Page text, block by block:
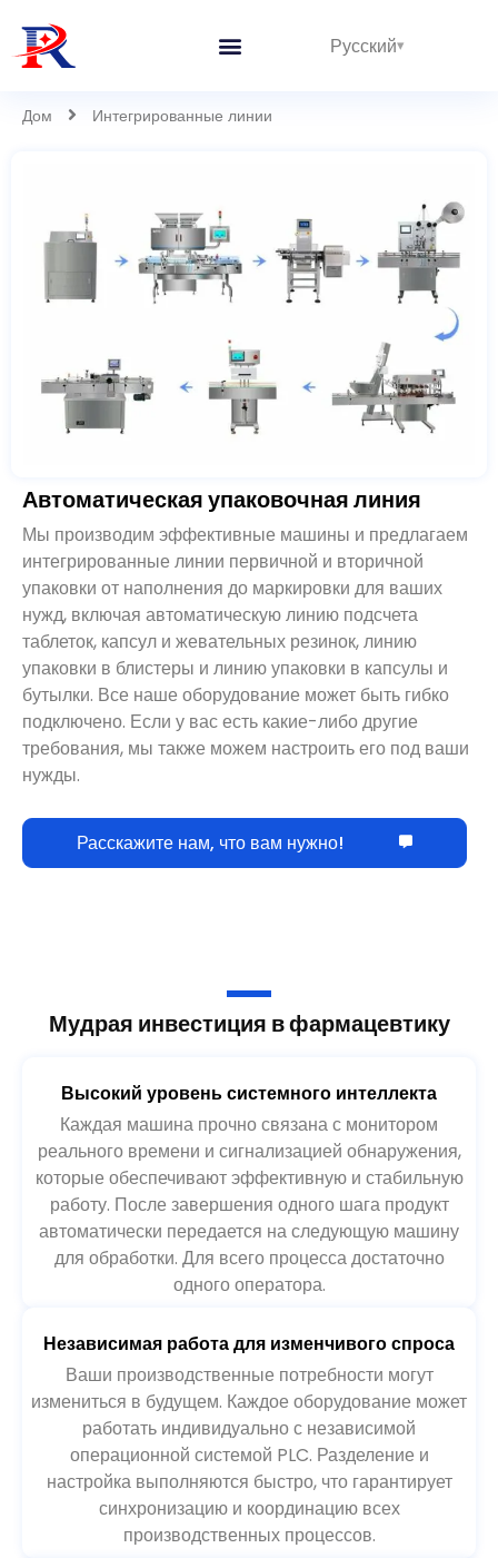
Русский
Дом Интегрированные линии
Автоматическая упаковочная линия
Мы производим эффективные машины и предлагаем
интегрированные линии первичной и вторичной
упаковки от наполнения до маркировки для ваших
нужд, включая автоматическую линию подсчета
таблеток, капсул и жевательных резинок, линию
упаковки в блистеры и линию упаковки в капсулы и
бутылки. Все наше оборудование может быть гибко
подключено. Если у вас есть какие-либо другие
требования, мы также можем настроить его под ваши
нужды.
Расскажите нам, что вам нужно!
Мудрая инвестиция в фармацевтику
Высокий уровень системного интеллекта
Каждая машина прочно связана с монитором
реального времени и сигнализацией обнаружения,
которые обеспечивают эффективную и стабильную
работу. После завершения одного шага продукт
автоматически передается на следующую машину
для обработки. Для всего процесса достаточно
одного оператора.
Независимая работа для изменчивого спроса
Ваши производственные потребности могут
измениться в будущем. Каждое оборудование может
работать индивидуально с независимой
операционной системой PLC. Разделение и
настройка выполняются быстро, что гарантирует
синхронизацию и координацию всех
производственных процессов.